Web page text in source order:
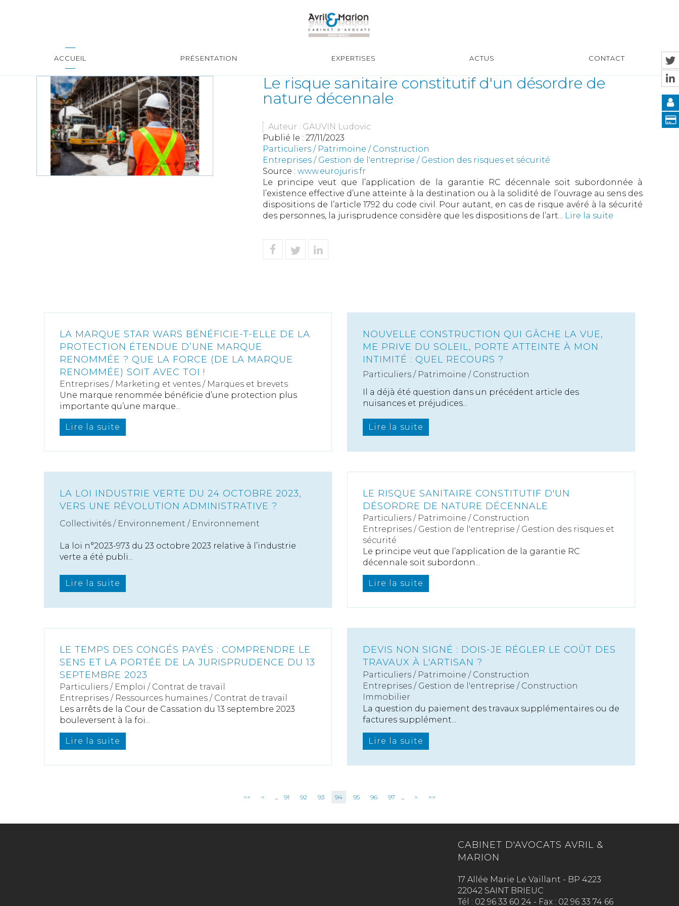
ACCUEIL PRÉSENTATION EXPERTISES ACTUS CONTACT
Le risque sanitaire constitutif d'un désordre de
nature décennale
Auteur : GAUVIN Ludovic
Publié le : 27/11/2023
Particuliers / Patrimoine / Construction
Entreprises / Gestion de l'entreprise / Gestion des risques et sécurité
Source : www.eurojuris.fr
Le principe veut que l’application de la garantie RC décennale soit subordonnée à
l’existence effective d’une atteinte à la destination ou à la solidité de l’ouvrage au sens des
dispositions de l’article 1792 du code civil. Pour autant, en cas de risque avéré à la sécurité
des personnes, la jurisprudence considère que les dispositions de l’art... Lire la suite
LA MARQUE STAR WARS BÉNÉFICIE-T-ELLE DE LA
PROTECTION ÉTENDUE D’UNE MARQUE
RENOMMÉE ? QUE LA FORCE (DE LA MARQUE
RENOMMÉE) SOIT AVEC TOI !
Entreprises / Marketing et ventes / Marques et brevets
Une marque renommée bénéficie d’une protection plus
importante qu’une marque...
Lire la suite
NOUVELLE CONSTRUCTION QUI GÂCHE LA VUE,
ME PRIVE DU SOLEIL, PORTE ATTEINTE À MON
INTIMITÉ : QUEL RECOURS ?
Particuliers / Patrimoine / Construction
Il a déjà été question dans un précédent article des
nuisances et préjudices...
Lire la suite
LA LOI INDUSTRIE VERTE DU 24 OCTOBRE 2023,
VERS UNE RÉVOLUTION ADMINISTRATIVE ?
Collectivités / Environnement / Environnement
La loi n°2023-973 du 23 octobre 2023 relative à l’industrie
verte a été publi...
Lire la suite
LE RISQUE SANITAIRE CONSTITUTIF D'UN
DÉSORDRE DE NATURE DÉCENNALE
Particuliers / Patrimoine / Construction
Entreprises / Gestion de l'entreprise / Gestion des risques et
sécurité
Le principe veut que l’application de la garantie RC
décennale soit subordonn...
Lire la suite
LE TEMPS DES CONGÉS PAYÉS : COMPRENDRE LE
SENS ET LA PORTÉE DE LA JURISPRUDENCE DU 13
SEPTEMBRE 2023
Particuliers / Emploi / Contrat de travail
Entreprises / Ressources humaines / Contrat de travail
Les arrêts de la Cour de Cassation du 13 septembre 2023
bouleversent à la foi...
Lire la suite
DEVIS NON SIGNÉ : DOIS-JE RÉGLER LE COÛT DES
TRAVAUX À L'ARTISAN ?
Particuliers / Patrimoine / Construction
Entreprises / Gestion de l'entreprise / Construction
Immobilier
La question du paiement des travaux supplémentaires ou de
factures supplément...
Lire la suite
<< < ... 91 92 93 94 95 96 97 ... > >>
CABINET D'AVOCATS AVRIL &
MARION
17 Allée Marie Le Vaillant - BP 4223
22042 SAINT BRIEUC
Tél : 02 96 33 60 24 - Fax : 02 96 33 74 66